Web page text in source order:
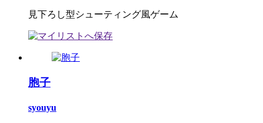
見下ろし型シューティング風ゲーム
胞子
syouyu